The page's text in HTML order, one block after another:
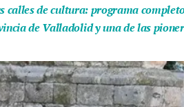
calles de cultura: programa
de Valladolid y una de las